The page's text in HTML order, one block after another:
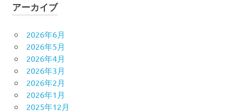
アーカイブ
2026年6月
2026年5月
2026年4月
2026年3月
2026年2月
2026年1月
2025年12月